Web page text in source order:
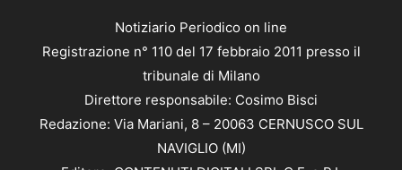
Notiziario Periodico on line
Registrazione n° 110 del 17 febbraio 2011 presso il
tribunale di Milano
Direttore responsabile: Cosimo Bisci
Redazione: Via Mariani, 8 – 20063 CERNUSCO SUL
NAVIGLIO (MI)